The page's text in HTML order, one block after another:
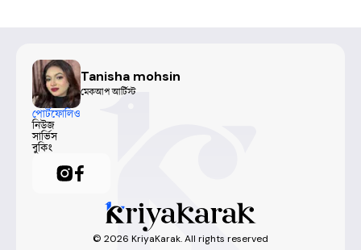
Tanisha mohsin
মেকআপ আর্টিস্ট
পোর্টফোলিও
নিউজ
সার্ভিস
বুকিং
© 2026 KriyaKarak. All rights reserved